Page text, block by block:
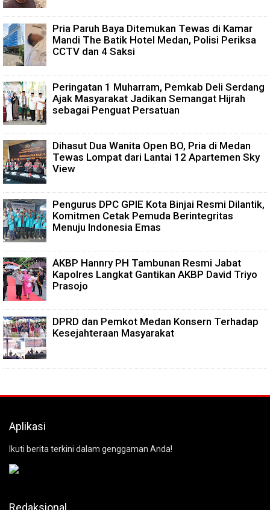
Pria Paruh Baya Ditemukan Tewas di Kamar
Mandi The Batik Hotel Medan, Polisi Periksa
CCTV dan 4 Saksi
Peringatan 1 Muharram, Pemkab Deli Serdang
Ajak Masyarakat Jadikan Semangat Hijrah
sebagai Penguat Persatuan
Dihasut Dua Wanita Open BO, Pria di Medan
Tewas Lompat dari Lantai 12 Apartemen Sky
View
Pengurus DPC GPIE Kota Binjai Resmi Dilantik,
Komitmen Cetak Pemuda Berintegritas
Menuju Indonesia Emas
AKBP Hannry PH Tambunan Resmi Jabat
Kapolres Langkat Gantikan AKBP David Triyo
Prasojo
DPRD dan Pemkot Medan Konsern Terhadap
Kesejahteraan Masyarakat
Aplikasi
Ikuti berita terkini dalam genggaman Anda!
Redaksional